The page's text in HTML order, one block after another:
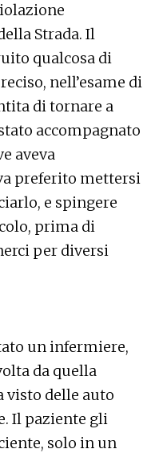
Strada. Il
qualcosa di
nell’esame di
di tornare a
accompagnato
aveva
preferito mettersi
e spingere
prima di
per diversi
un infermiere,
da quella
visto delle auto
Il paziente gli
solo in un